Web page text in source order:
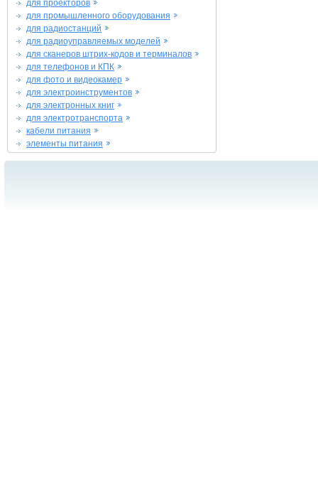
для проекторов
для промышленного оборудования
для радиостанций
для радиоуправляемых моделей
для сканеров штрих-кодов и терминалов
для телефонов и КПК
для фото и видеокамер
для электроинструментов
для электронных книг
для электротранспорта
кабели питания
элементы питания